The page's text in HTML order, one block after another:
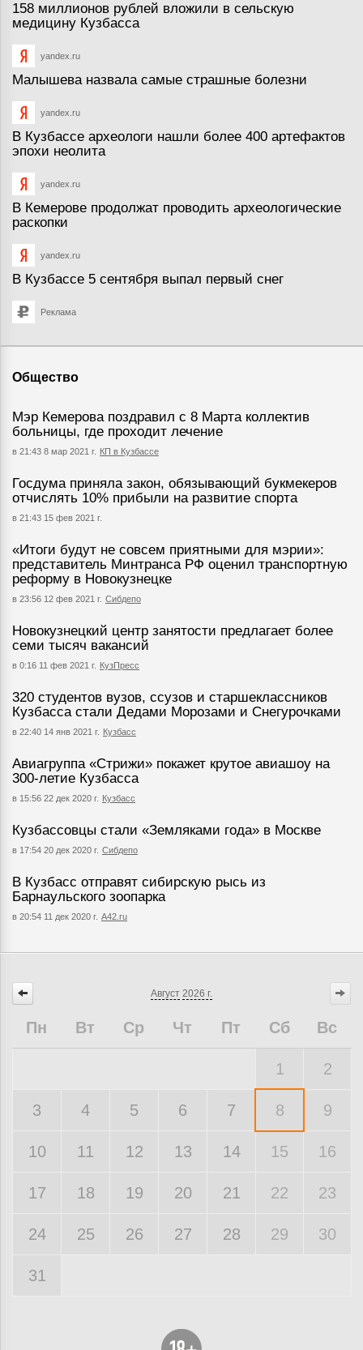
158 миллионов рублей вложили в сельскую
медицину Кузбасса
yandex.ru
Малышева назвала самые страшные болезни
yandex.ru
В Кузбассе археологи нашли более 400 артефактов
эпохи неолита
yandex.ru
В Кемерове продолжат проводить археологические
раскопки
yandex.ru
В Кузбассе 5 сентября выпал первый снег
Реклама
Общество
Мэр Кемерова поздравил с 8 Марта коллектив
больницы, где проходит лечение
в 21:43 8 мар 2021 г. КП в Кузбассе
Госдума приняла закон, обязывающий букмекеров
отчислять 10% прибыли на развитие спорта
в 21:43 15 фев 2021 г.
«Итоги будут не совсем приятными для мэрии»:
представитель Минтранса РФ оценил транспортную
реформу в Новокузнецке
в 23:56 12 фев 2021 г. Сибдепо
Новокузнецкий центр занятости предлагает более
семи тысяч вакансий
в 0:16 11 фев 2021 г. КузПресс
320 студентов вузов, ссузов и старшеклассников
Кузбасса стали Дедами Морозами и Снегурочками
в 22:40 14 янв 2021 г. Кузбасс
Авиагруппа «Стрижи» покажет крутое авиашоу на
300-летие Кузбасса
в 15:56 22 дек 2020 г. Кузбасс
Кузбассовцы стали «Земляками года» в Москве
в 17:54 20 дек 2020 г. Сибдепо
В Кузбасс отправят сибирскую рысь из
Барнаульского зоопарка
в 20:54 11 дек 2020 г. А42.ru
Август 2026 г.
Пн Вт Ср Чт Пт Сб Вс
1 2
3 4 5 6 7 8 9
10 11 12 13 14 15 16
17 18 19 20 21 22 23
24 25 26 27 28 29 30
31